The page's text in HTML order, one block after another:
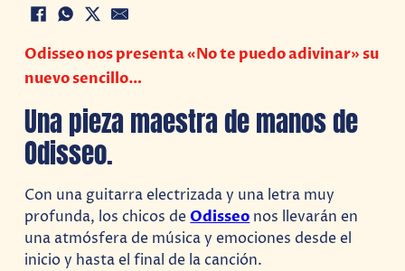
Odisseo nos presenta «No te puedo adivinar» su
nuevo sencillo…
Una pieza maestra de manos de
Odisseo.
Con una guitarra electrizada y una letra muy
profunda, los chicos deOdisseo nos llevarán en
una atmósfera de música y emociones desde el
inicio y hasta el final de la canción.